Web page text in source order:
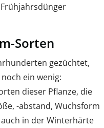
Sorten
gezüchtet,
ein wenig:
dieser Pflanze, die
-abstand, Wuchsform
in der Winterhärte